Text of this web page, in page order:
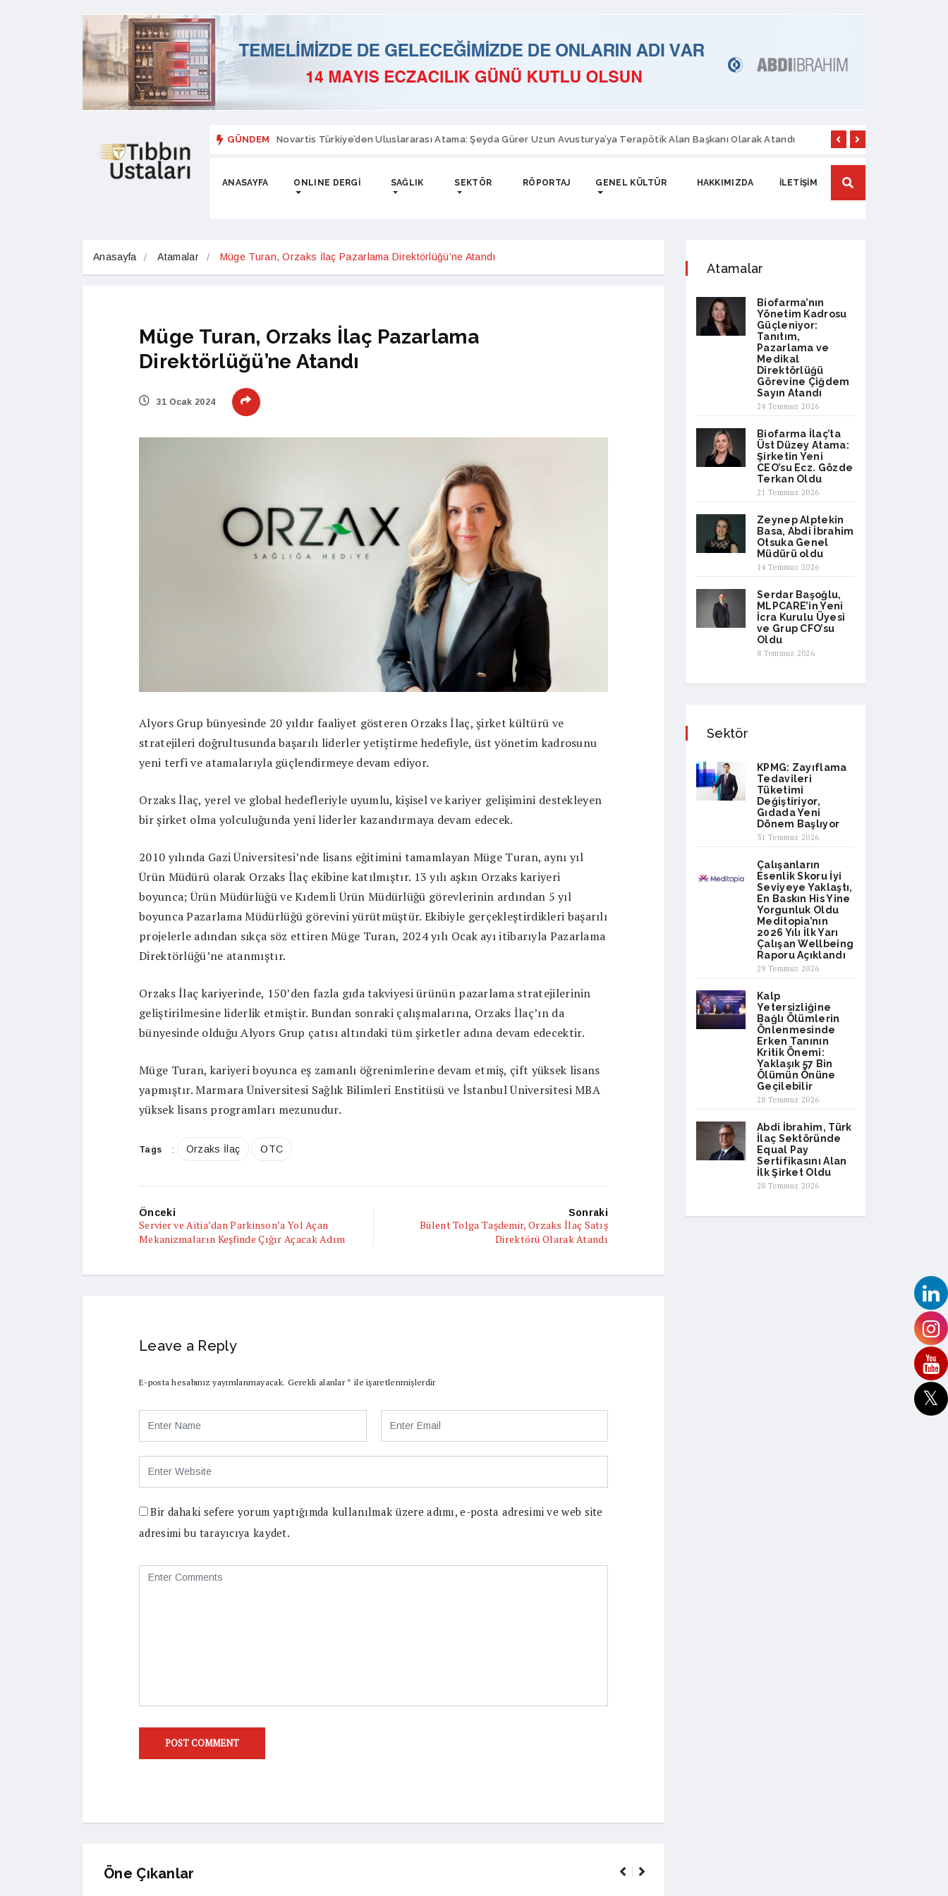
GÜNDEM Novartis Türkiye’den Uluslararası Atama: Şeyda Gürer Uzun Avusturya’ya Terapötik Alan Başkanı Olarak Atandı Sanovel İlaç’ta
ANASAYFA ONLINE DERGI SAĞLIK SEKTÖR RÖPORTAJ GENEL KÜLTÜR HAKKIMIZDA İLETIŞIM
Anasayfa Atamalar Müge Turan, Orzaks İlaç Pazarlama Direktörlüğü’ne Atandı
Müge Turan, Orzaks İlaç Pazarlama
Direktörlüğü’ne Atandı
31 Ocak 2024
Alyors Grup bünyesinde 20 yıldır faaliyet gösteren Orzaks İlaç, şirket kültürü ve
stratejileri doğrultusunda başarılı liderler yetiştirme hedefiyle, üst yönetim kadrosunu
yeni terfi ve atamalarıyla güçlendirmeye devam ediyor.
Orzaks İlaç, yerel ve global hedefleriyle uyumlu, kişisel ve kariyer gelişimini destekleyen
bir şirket olma yolculuğunda yeni liderler kazandırmaya devam edecek.
2010 yılında Gazi Üniversitesi’nde lisans eğitimini tamamlayan Müge Turan, aynı yıl
Ürün Müdürü olarak Orzaks İlaç ekibine katılmıştır. 13 yılı aşkın Orzaks kariyeri
boyunca; Ürün Müdürlüğü ve Kıdemli Ürün Müdürlüğü görevlerinin ardından 5 yıl
boyunca Pazarlama Müdürlüğü görevini yürütmüştür. Ekibiyle gerçekleştirdikleri başarılı
projelerle adından sıkça söz ettiren Müge Turan, 2024 yılı Ocak ayı itibarıyla Pazarlama
Direktörlüğü’ne atanmıştır.
Orzaks İlaç kariyerinde, 150’den fazla gıda takviyesi ürünün pazarlama stratejilerinin
geliştirilmesine liderlik etmiştir. Bundan sonraki çalışmalarına, Orzaks İlaç’ın da
bünyesinde olduğu Alyors Grup çatısı altındaki tüm şirketler adına devam edecektir.
Müge Turan, kariyeri boyunca eş zamanlı öğrenimlerine devam etmiş, çift yüksek lisans
yapmıştır. Marmara Üniversitesi Sağlık Bilimleri Enstitüsü ve İstanbul Üniversitesi MBA
yüksek lisans programları mezunudur.
Tags : Orzaks İlaç OTC
Önceki
Servier ve Aitia’dan Parkinson’a Yol Açan
Mekanizmaların Keşfinde Çığır Açacak Adım
Sonraki
Bülent Tolga Taşdemir, Orzaks İlaç Satış
Direktörü Olarak Atandı
Leave a Reply
E-posta hesabınız yayımlanmayacak. Gerekli alanlar* ile işaretlenmişlerdir
Bir dahaki sefere yorum yaptığımda kullanılmak üzere adımı, e-posta adresimi ve web site
adresimi bu tarayıcıya kaydet.
Öne Çıkanlar
Atamalar
Biofarma’nın
Yönetim Kadrosu
Güçleniyor:
Tanıtım,
Pazarlama ve
Medikal
Direktörlüğü
Görevine Çiğdem
Sayın Atandı
24 Temmuz 2026
Biofarma İlaç’ta
Üst Düzey Atama:
Şirketin Yeni
CEO’su Ecz. Gözde
Terkan Oldu
21 Temmuz 2026
Zeynep Alptekin
Basa, Abdi İbrahim
Otsuka Genel
Müdürü oldu
14 Temmuz 2026
Serdar Başoğlu,
MLPCARE’in Yeni
İcra Kurulu Üyesi
ve Grup CFO’su
Oldu
8 Temmuz 2026
Sektör
KPMG: Zayıflama
Tedavileri
Tüketimi
Değiştiriyor,
Gıdada Yeni
Dönem Başlıyor
31 Temmuz 2026
Çalışanların
Esenlik Skoru İyi
Seviyeye Yaklaştı,
En Baskın His Yine
Yorgunluk Oldu
Meditopia’nın
2026 Yılı İlk Yarı
Çalışan Wellbeing
Raporu Açıklandı
29 Temmuz 2026
Kalp
Yetersizliğine
Bağlı Ölümlerin
Önlenmesinde
Erken Tanının
Kritik Önemi:
Yaklaşık 57 Bin
Ölümün Önüne
Geçilebilir
28 Temmuz 2026
Abdi İbrahim, Türk
İlaç Sektöründe
Equal Pay
Sertifikasını Alan
İlk Şirket Oldu
28 Temmuz 2026